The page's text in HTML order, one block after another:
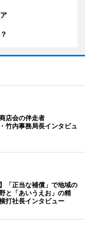
店会の伴走者
竹内事務局長インタビュ
「正当な補償」で地域の
と「あいうえお」の精
打社長インタビュー